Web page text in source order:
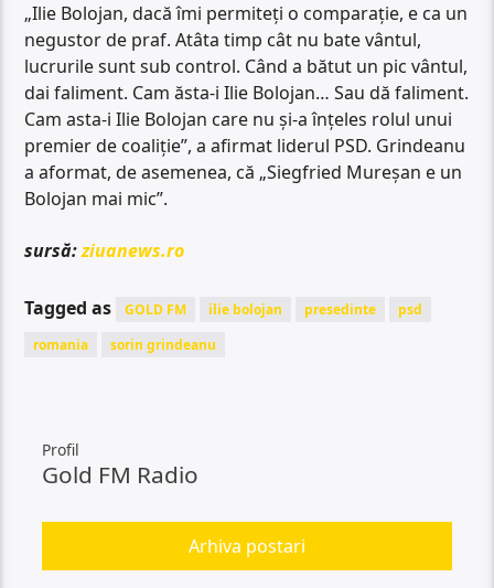
„Ilie Bolojan, dacă îmi permiteți o comparație, e ca un
negustor de praf. Atâta timp cât nu bate vântul,
lucrurile sunt sub control. Când a bătut un pic vântul,
dai faliment. Cam ăsta-i Ilie Bolojan… Sau dă faliment.
Cam asta-i Ilie Bolojan care nu și-a înțeles rolul unui
premier de coaliție”, a afirmat liderul PSD. Grindeanu
a aformat, de asemenea, că „Siegfried Mureșan e un
Bolojan mai mic”.
sursă:ziuanews.ro
Tagged as GOLD FM ilie bolojan presedinte
psd
romania
sorin grindeanu
Profil
Gold FM Radio
Arhiva postari